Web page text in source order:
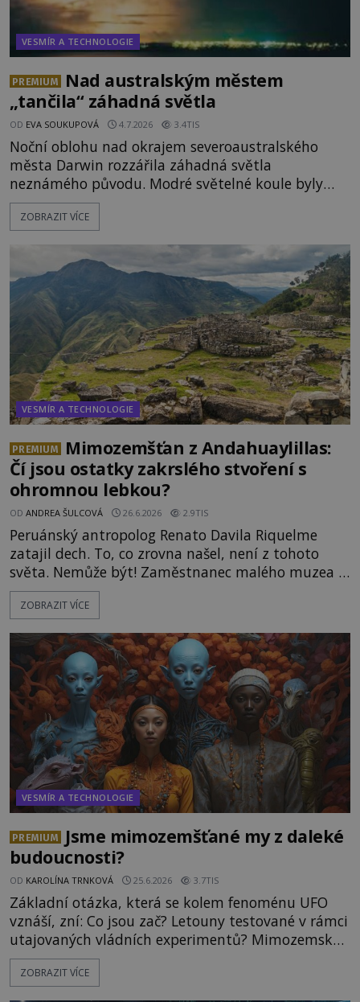
VESMÍR A TECHNOLOGIE
PREMIUM
Nad australským městem
„tančila“ záhadná světla
OD EVA SOUKUPOVÁ 4.7.2026 3.4TIS
Noční oblohu nad okrajem severoaustralského
města Darwin rozzářila záhadná světla
neznámého původu. Modré světelné koule byly
viditelné nejméně dvacet minut, během nichž se
opakovaně objevovaly a zase mizely. Svědek, který
mohlo jít o návštěvu ze světa duchů. Záhadný
záznam okamžitě rozpoutal deb
ZOBRAZIT VÍCE
VESMÍR A TECHNOLOGIE
PREMIUM
Mimozemšťan z Andahuaylillas:
Čí jsou ostatky zakrslého stvoření s
ohromnou lebkou?
OD ANDREA ŠULCOVÁ 26.6.2026 2.9TIS
Peruánský antropolog Renato Davila Riquelme
zatajil dech. To, co zrovna našel, není z tohoto
světa. Nemůže být! Zaměstnanec malého muzea v
peruánském městečku Andahuaylillas nedaleko
legendárního Cuzca pomalu sestupuje z posvátné
Právě nalezl ostatky dvou mimozemšťanů! Vědci
nad nálezem kroutí hlavou. Už na
ZOBRAZIT VÍCE
VESMÍR A TECHNOLOGIE
PREMIUM
Jsme mimozemšťané my z daleké
budoucnosti?
OD KAROLÍNA TRNKOVÁ 25.6.2026 3.7TIS
Základní otázka, která se kolem fenoménu UFO
vznáší, zní: Co jsou zač? Letouny testované v rámci
utajovaných vládních experimentů? Mimozemské
vesmírné lodě plnící na Zemi nám neznámý úkol?
Skokani mezi dimenzemi, putující po mostech
ZOBRAZIT VÍCE